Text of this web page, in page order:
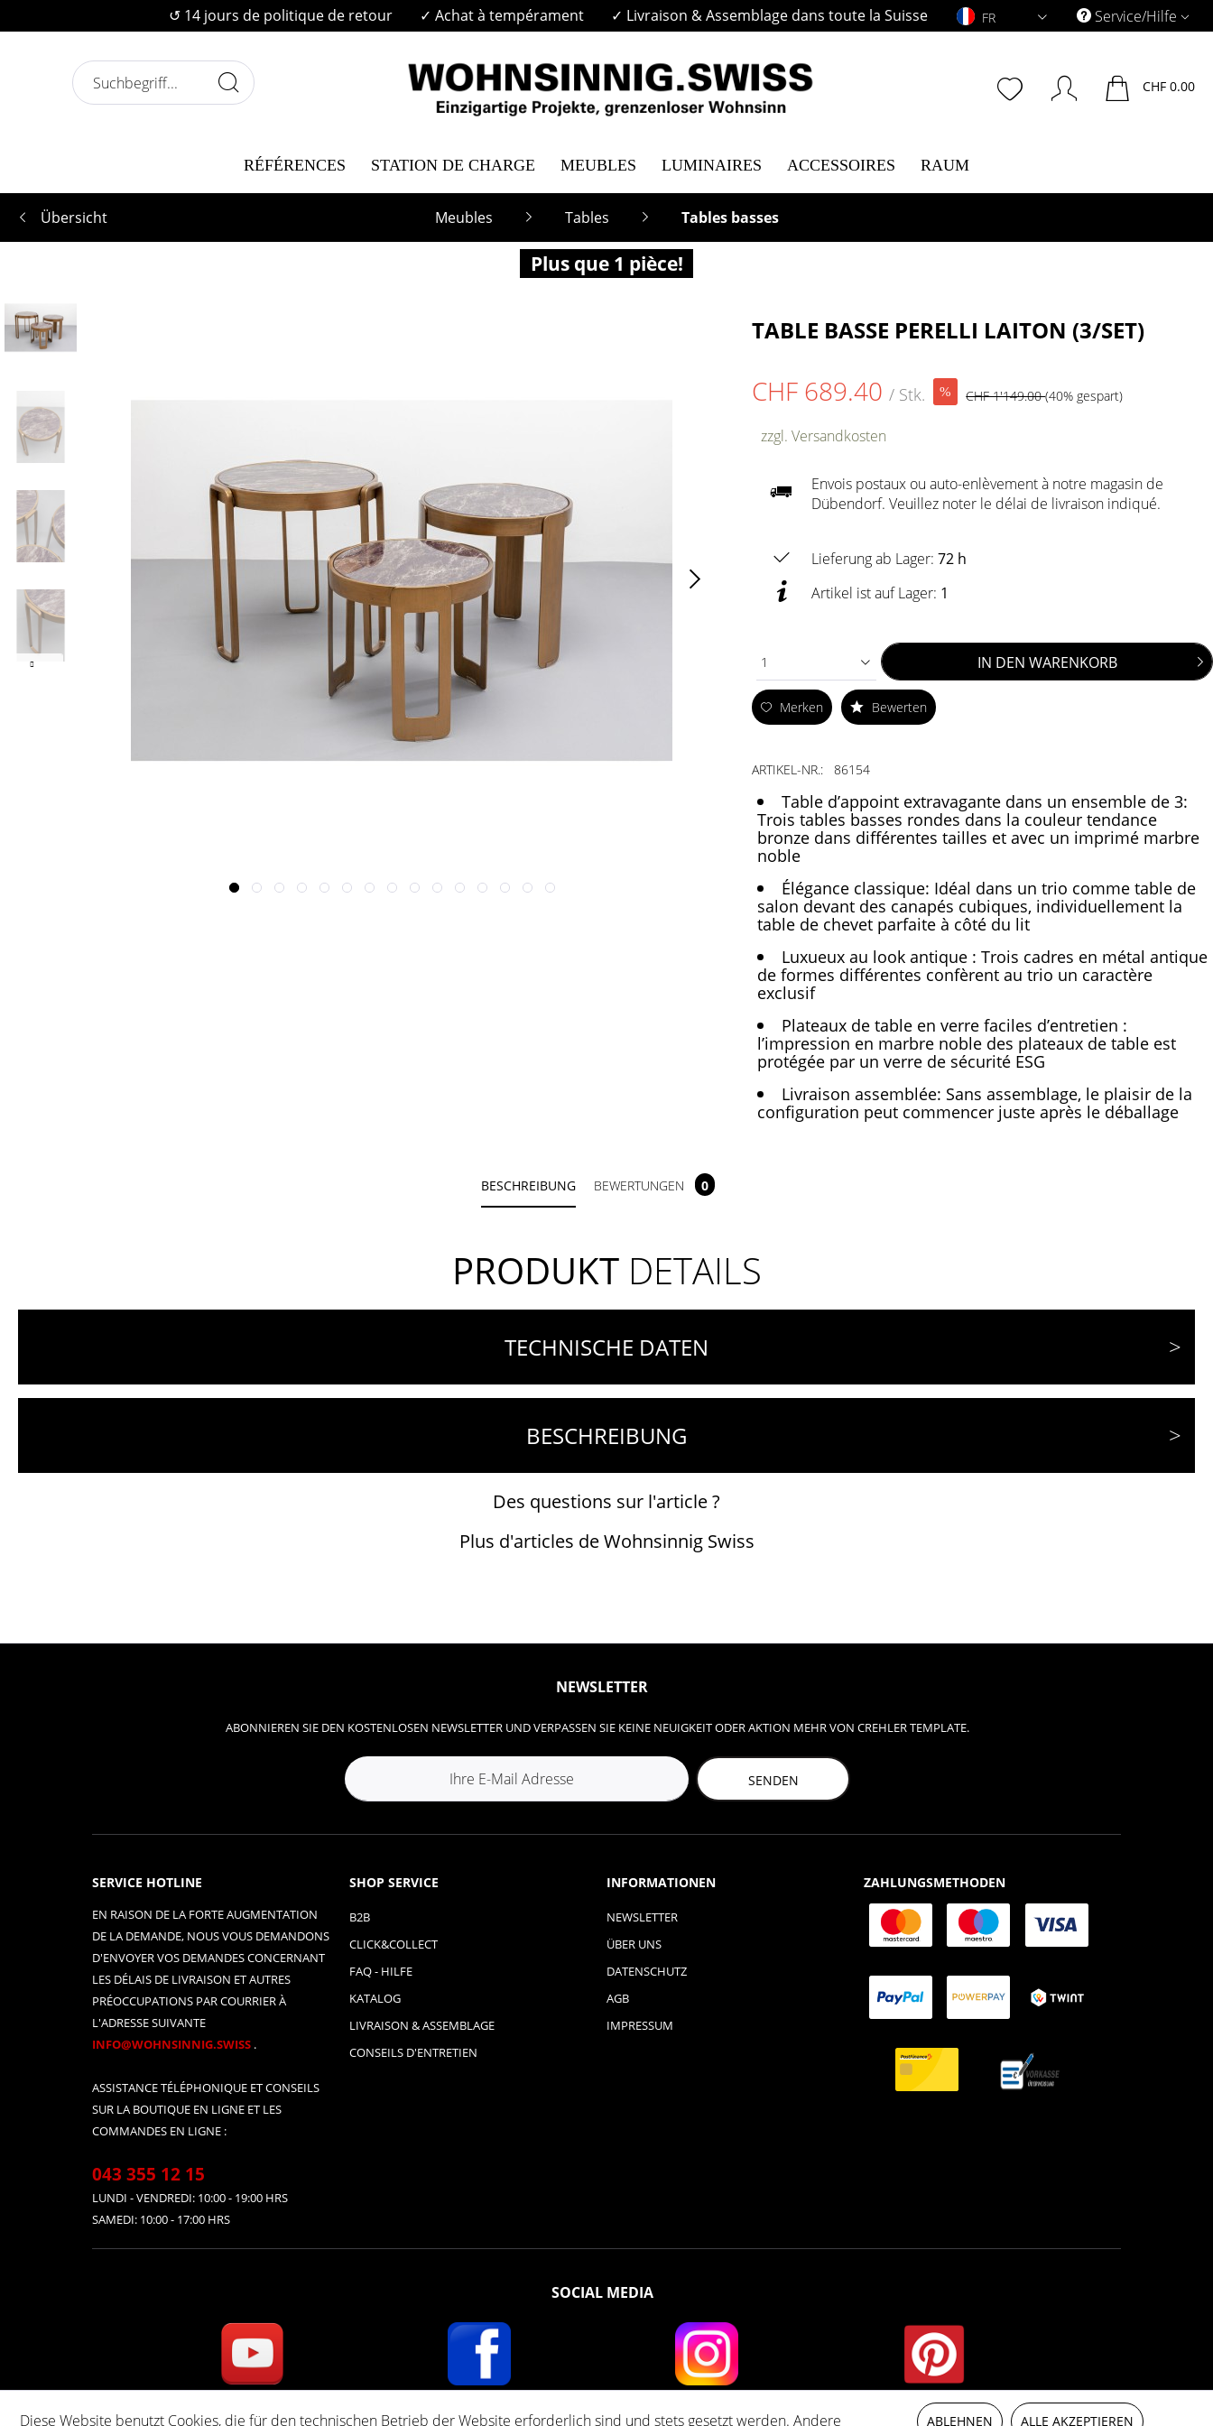
↺ 14 jours de politique de retour ✓ Achat à tempérament ✓ Livraison & Assemblage dans toute la Suisse FR Service/Hilfe
CHF 0.00
RÉFÉRENCES STATION DE CHARGE MEUBLES LUMINAIRES ACCESSOIRES RAUM
Übersicht Meubles Tables Tables basses
Plus que 1 pièce!
TABLE BASSE PERELLI LAITON (3/SET)
CHF 689.40/ Stk. CHF 1'149.00(40% gespart)
zzgl. Versandkosten
Envois postaux ou auto-enlèvement à notre magasin de
Dübendorf. Veuillez noter le délai de livraison indiqué.
Lieferung ab Lager:72 h
Artikel ist auf Lager: 1
1 IN DEN WARENKORB
Merken Bewerten
ARTIKEL-NR.: 86154
Table d’appoint extravagante dans un ensemble de 3:
Trois tables basses rondes dans la couleur tendance
bronze dans différentes tailles et avec un imprimé marbre
noble
Élégance classique: Idéal dans un trio comme table de
salon devant des canapés cubiques, individuellement la
table de chevet parfaite à côté du lit
Luxueux au look antique : Trois cadres en métal antique
de formes différentes confèrent au trio un caractère
exclusif
Plateaux de table en verre faciles d’entretien :
l’impression en marbre noble des plateaux de table est
protégée par un verre de sécurité ESG
Livraison assemblée: Sans assemblage, le plaisir de la
configuration peut commencer juste après le déballage
BESCHREIBUNG BEWERTUNGEN 0
PRODUKTDETAILS
TECHNISCHE DATEN
BESCHREIBUNG
Des questions sur l'article ?
Plus d'articles de Wohnsinnig Swiss
NEWSLETTER
ABONNIEREN SIE DEN KOSTENLOSEN NEWSLETTER UND VERPASSEN SIE KEINE NEUIGKEIT ODER AKTION MEHR VON CREHLER TEMPLATE.
SENDEN
SERVICE HOTLINE
EN RAISON DE LA FORTE AUGMENTATION
DE LA DEMANDE, NOUS VOUS DEMANDONS
D'ENVOYER VOS DEMANDES CONCERNANT
LES DÉLAIS DE LIVRAISON ET AUTRES
PRÉOCCUPATIONS PAR COURRIER À
L'ADRESSE SUIVANTE
INFO@WOHNSINNIG.SWISS .
ASSISTANCE TÉLÉPHONIQUE ET CONSEILS
SUR LA BOUTIQUE EN LIGNE ET LES
COMMANDES EN LIGNE :
043 355 12 15
LUNDI - VENDREDI: 10:00 - 19:00 HRS
SAMEDI: 10:00 - 17:00 HRS
SHOP SERVICE
B2B
CLICK&COLLECT
FAQ - HILFE
KATALOG
LIVRAISON & ASSEMBLAGE
CONSEILS D'ENTRETIEN
INFORMATIONEN
NEWSLETTER
ÜBER UNS
DATENSCHUTZ
AGB
IMPRESSUM
ZAHLUNGSMETHODEN
SOCIAL MEDIA
* Tous les prix s'entendent TVA incluse, plussLes frais D'expéditionet les frais de contre-remboursement, sauf indication contraire.
Diese Website benutzt Cookies, die für den technischen Betrieb der Website erforderlich sind und stets gesetzt werden. Andere ABLEHNEN ALLE AKZEPTIEREN